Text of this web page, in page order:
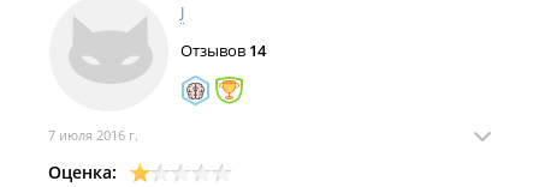
J
Отзывов 14
7 июля 2016 г.
Оценка: